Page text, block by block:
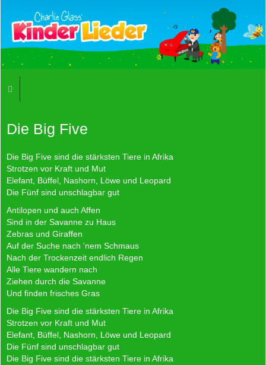
Die Big Five
Die Big Five sind die stärksten Tiere in Afrika
Strotzen vor Kraft und Mut
Elefant, Büffel, Nashorn, Löwe und Leopard
Die Fünf sind unschlagbar gut
Antilopen und auch Affen
Sind in der Savanne zu Haus
Zebras und Giraffen
Auf der Suche nach 'nem Schmaus
Nach der Trockenzeit endlich Regen
Alle Tiere wandern nach
Ziehen durch die Savanne
Und finden frisches Gras
Die Big Five sind die stärksten Tiere in Afrika
Strotzen vor Kraft und Mut
Elefant, Büffel, Nashorn, Löwe und Leopard
Die Fünf sind unschlagbar gut
Die Big Five sind die stärksten Tiere in Afrika